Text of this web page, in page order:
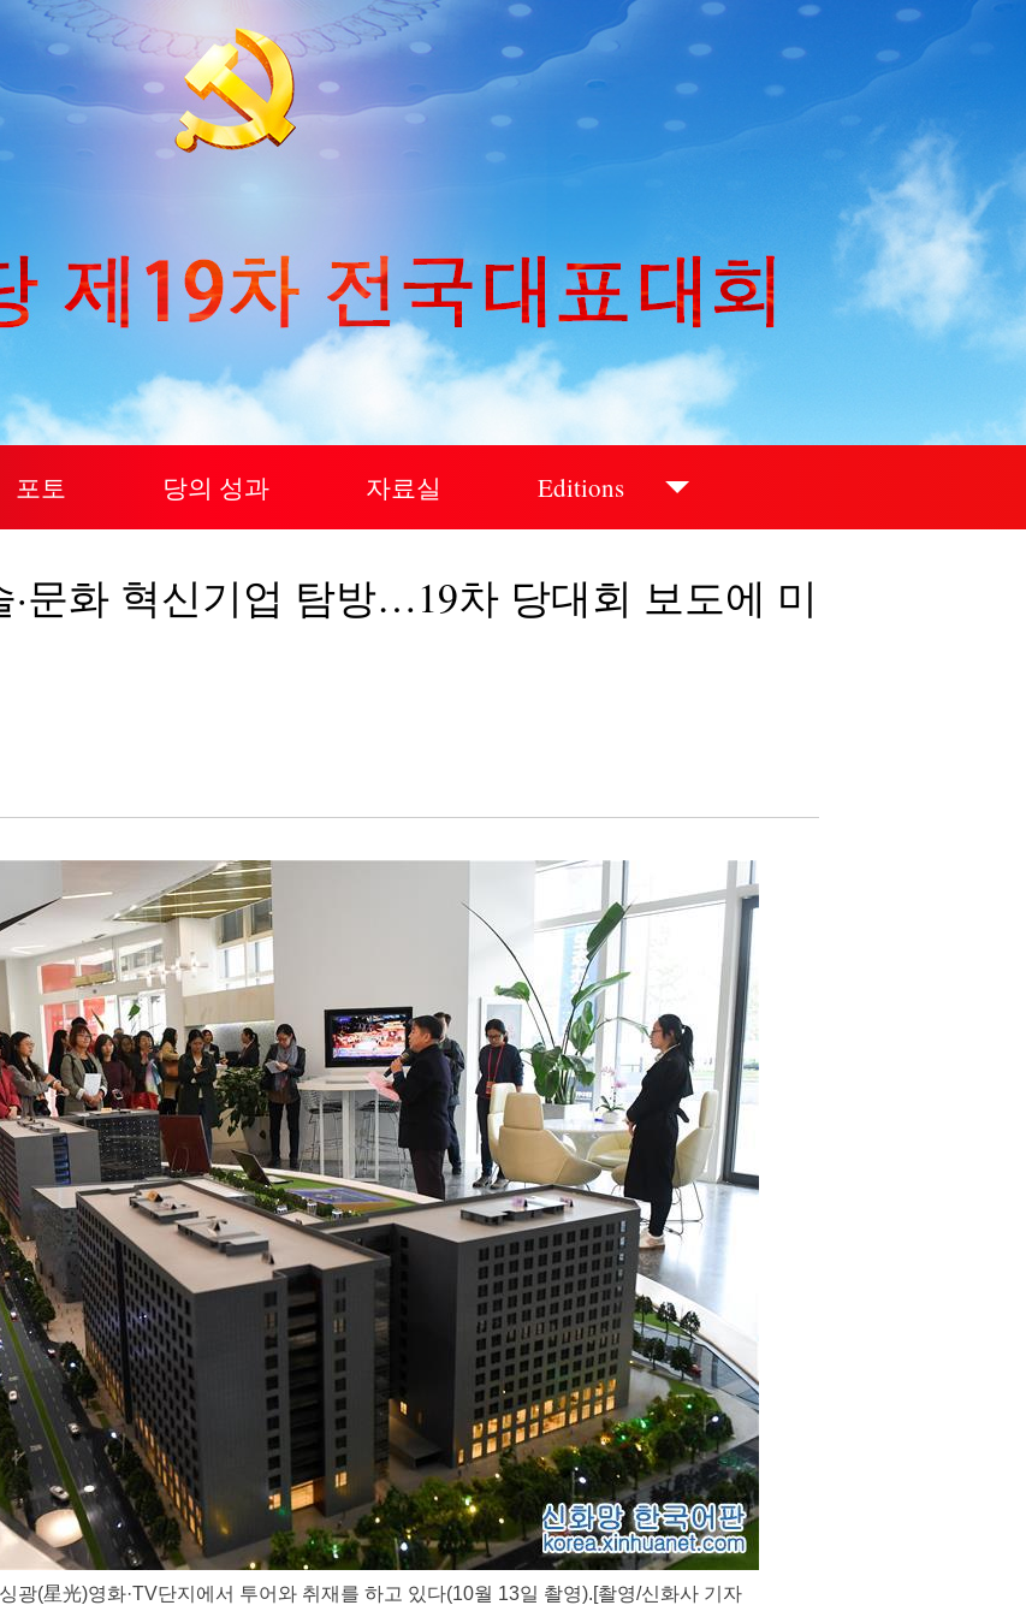
포토 당의 성과 자료실 Editions
문화 혁신기업 탐방…19차 당대회 보도에 미
광(星光)영화·TV단지에서 투어와 취재를 하고 있다(10월 13일 촬영).[촬영/신화사 기자